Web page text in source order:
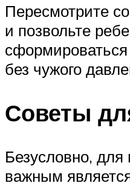
Пересмотрите
и позвольте
сформироваться
без чужого
Советы
Безусловно,
важным